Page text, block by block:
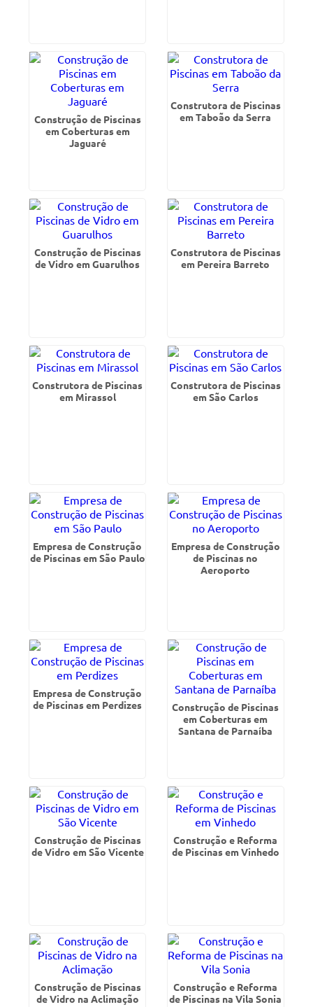
Construção de Piscinas
em Coberturas em
Jaguaré
Construtora de Piscinas
em Taboão da Serra
Construção de Piscinas
de Vidro em Guarulhos
Construtora de Piscinas
em Pereira Barreto
Construtora de Piscinas
em Mirassol
Construtora de Piscinas
em São Carlos
Empresa de Construção
de Piscinas em São Paulo
Empresa de Construção
de Piscinas no
Aeroporto
Empresa de Construção
de Piscinas em Perdizes
Construção de Piscinas
em Coberturas em
Santana de Parnaíba
Construção de Piscinas
de Vidro em São Vicente
Construção e Reforma
de Piscinas em Vinhedo
Construção de Piscinas
de Vidro na Aclimação
Construção e Reforma
de Piscinas na Vila Sonia